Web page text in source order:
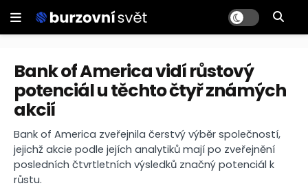
Bank of America vidí růstový
potenciál u těchto čtyř známých
akcií
Bank of America zveřejnila čerstvý výběr společností,
jejichž akcie podle jejích analytiků mají po zveřejnění
posledních čtvrtletních výsledků značný potenciál k
růstu.